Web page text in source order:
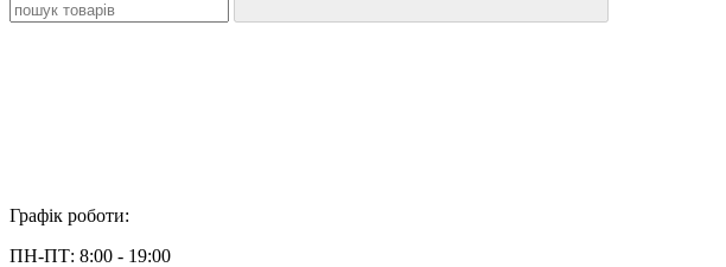
Графік роботи:
ПН-ПТ: 8:00 - 19:00